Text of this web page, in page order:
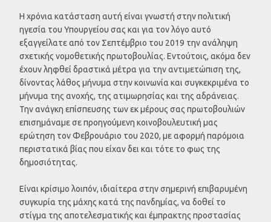
Η χρόνια κατάσταση αυτή είναι γνωστή στην πολιτική
ηγεσία του Υπουργείου σας και για τον λόγο αυτό
εξαγγείλατε από τον Σεπτέμβριο του 2019 την ανάληψη
σχετικής νομοθετικής πρωτοβουλίας. Εντούτοις, ακόμα δεν
έχουν ληφθεί δραστικά μέτρα για την αντιμετώπιση της,
δίνοντας λάθος μήνυμα στην κοινωνία και συγκεκριμένα το
μήνυμα της ανοχής, της ατιμωρησίας και της αδράνειας.
Την ανάγκη επίσπευσης των εκ μέρους σας πρωτοβουλιών
επισημάναμε σε προηγούμενη κοινοβουλευτική μας
ερώτηση τον Φεβρουάριο του 2020, με αφορμή παρόμοια
περιστατικά βίας που είχαν δει και τότε το φως της
δημοσιότητας.
Είναι κρίσιμο λοιπόν, ιδιαίτερα στην σημερινή επιβαρυμένη
συγκυρία της μάχης κατά της πανδημίας, να δοθεί το
στίγμα της αποτελεσματικής και έμπρακτης προστασίας